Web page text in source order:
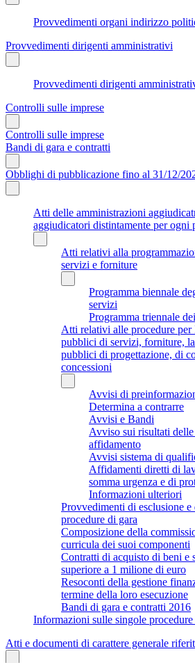
Provvedimenti organi indirizzo
Provvedimenti dirigenti amministrativi
Provvedimenti dirigenti
Controlli sulle imprese
Controlli sulle imprese
Bandi di gara e contratti
Obblighi di pubblicazione fino al 31/12/
Atti delle amministrazioni
aggiudicatori distintamente per ogni
Atti relativi alla
servizi e forniture
Programma biennale
servizi
Programma triennale
Atti relativi alle procedure
pubblici di servizi, forniture,
pubblici di progettazione, di
concessioni
Avvisi di
Determina a contrarre
Avvisi e Bandi
Avviso sui risultati
affidamento
Avvisi sistema di
Affidamenti diretti di
somma urgenza e di
Informazioni ulteriori
Provvedimenti di esclusione
procedure di gara
Composizione della
curricula dei suoi componenti
Contratti di acquisto di beni e
superiore a 1 milione di euro
Resoconti della gestione
termine della loro esecuzione
Bandi di gara e contratti 2016
Informazioni sulle singole
Atti e documenti di carattere generale